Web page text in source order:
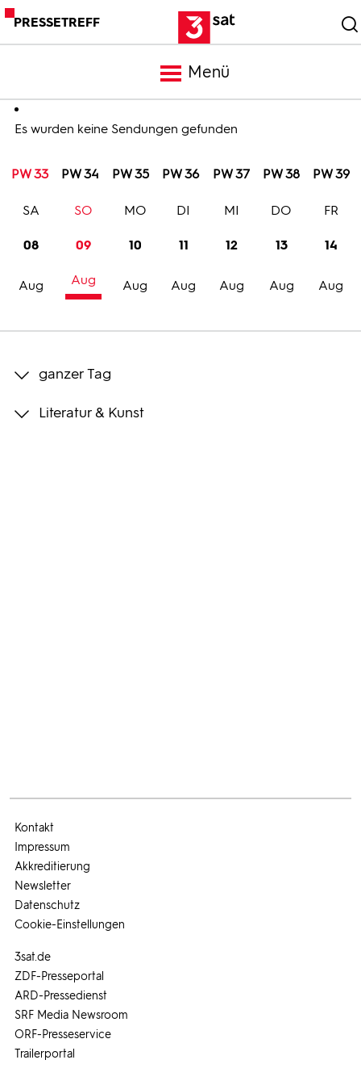
PRESSETREFF
Menü
Meldungen
Programm
Trailer
Bilder
Es wurden keine Sendungen gefunden
PW 33 PW 34 PW 35 PW 36 PW 37 PW 38 PW 39
08
Aug
SA
09
Aug
SO
10
Aug
MO
11
Aug
DI
12
Aug
MI
13
Aug
DO
14
Aug
FR
ganzer Tag
Literatur & Kunst
3sat.de
ZDF-Presseportal
ARD-Pressedienst
SRF Media Newsroom
ORF-Presseservice
Trailerportal
Kontakt
Impressum
Akkreditierung
Newsletter
Datenschutz
Cookie-Einstellungen